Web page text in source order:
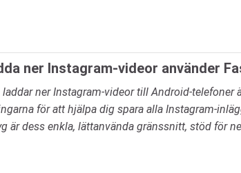
ner Instagram-videor använder
ner Instagram-videor till Android-telefoner
för att hjälpa dig spara alla Instagram-
är dess enkla, lättanvända gränssnitt, stöd för